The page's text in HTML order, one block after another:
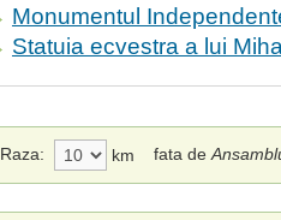
Monumentul
Statuia ecvestra a lui
Raza: km fata de